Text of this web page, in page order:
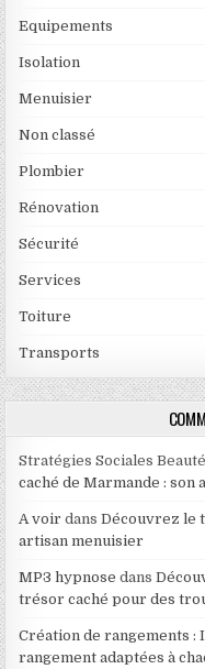
Equipements
Isolation
Menuisier
Non classé
Plombier
Rénovation
Sécurité
Services
Toiture
Transports
Stratégies Sociales
caché de Marmande : son
A voir dansDécouvrez le
artisan menuisier
MP3 hypnose dans
trésor caché pour des
Création de rangements :
rangement adaptées à